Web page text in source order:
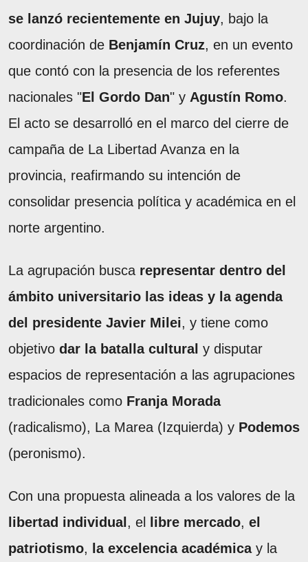
se lanzó recientemente en Jujuy, bajo la
coordinación de Benjamín Cruz, en un evento
que contó con la presencia de los referentes
nacionales "El Gordo Dan" y Agustín Romo.
El acto se desarrolló en el marco del cierre de
campaña de La Libertad Avanza en la
provincia, reafirmando su intención de
consolidar presencia política y académica en el
norte argentino.
La agrupación busca representar dentro del
ámbito universitario las ideas y la agenda
del presidente Javier Milei, y tiene como
objetivo dar la batalla cultural y disputar
espacios de representación a las agrupaciones
tradicionales como Franja Morada
(radicalismo), La Marea (Izquierda) y Podemos
(peronismo).
Con una propuesta alineada a los valores de la
libertad individual , el libre mercado, el
patriotismo, la excelencia académicay la